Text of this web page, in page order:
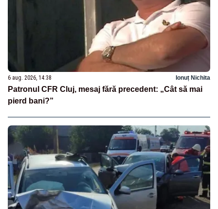
6 aug. 2026, 14:38 Ionuț Nichita
Patronul CFR Cluj, mesaj fără precedent: „Cât să mai
pierd bani?”